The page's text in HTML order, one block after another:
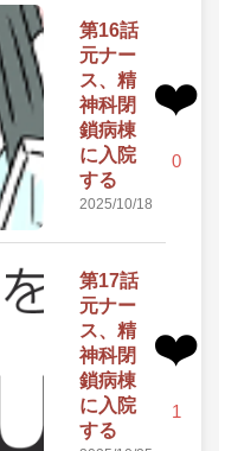
第16話
元ナー
ス、精
神科閉
鎖病棟
に入院
する
2025/10/18
❤️
0
第17話
元ナー
ス、精
神科閉
鎖病棟
に入院
する
❤️
1